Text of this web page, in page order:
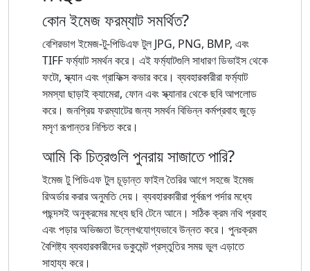
কোন ইমেজ ফরম্যাট সমর্থিত?
বেশিরভাগ ইমেজ-টু-পিডিএফ টুল JPG, PNG, BMP, এবং
TIFF ফর্ম্যাট সমর্থন করে। এই ফর্ম্যাটগুলি সাধারণ ডিভাইস থেকে
ফটো, স্ক্যান এবং গ্রাফিক্স কভার করে। ব্যবহারকারীরা ফর্ম্যাট
সমস্যা ছাড়াই ক্যামেরা, ফোন এবং স্ক্যানার থেকে ছবি আপলোড
করে। জনপ্রিয় ফরম্যাটের জন্য সমর্থন বিভিন্ন কর্মপ্রবাহ জুড়ে
মসৃণ রূপান্তর নিশ্চিত করে।
আমি কি চিত্রগুলি পুনরায় সাজাতে পারি?
ইমেজ টু পিডিএফ টুল চূড়ান্ত ফাইল তৈরির আগে সহজে ইমেজ
রিঅর্ডার করার অনুমতি দেয়। ব্যবহারকারীরা পূর্বরূপ পর্দার মধ্যে
পছন্দসই অনুক্রমের মধ্যে ছবি টেনে আনে। সঠিক ক্রম নথি প্রবাহ
এবং পড়ার অভিজ্ঞতা উল্লেখযোগ্যভাবে উন্নত করে। পুনঃক্রম
বৈশিষ্ট্য ব্যবহারকারীদের ডকুমেন্ট প্রস্তুতির সময় ভুল এড়াতে
সাহায্য করে।